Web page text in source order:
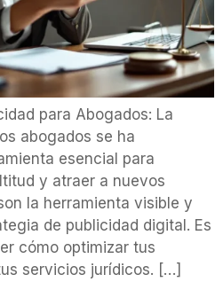
para Abogados: La
abogados se ha
esencial para
y atraer a nuevos
la herramienta visible y
de publicidad digital. Es
cómo optimizar tus
servicios jurídicos. […]